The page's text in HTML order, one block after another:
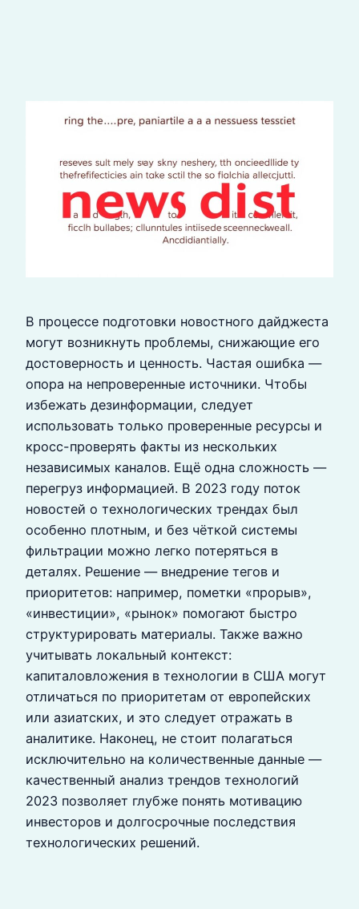
В процессе подготовки новостного дайджеста
могут возникнуть проблемы, снижающие его
достоверность и ценность. Частая ошибка —
опора на непроверенные источники. Чтобы
избежать дезинформации, следует
использовать только проверенные ресурсы и
кросс-проверять факты из нескольких
независимых каналов. Ещё одна сложность —
перегруз информацией. В 2023 году поток
новостей о технологических трендах был
особенно плотным, и без чёткой системы
фильтрации можно легко потеряться в
деталях. Решение — внедрение тегов и
приоритетов: например, пометки «прорыв»,
«инвестиции», «рынок» помогают быстро
структурировать материалы. Также важно
учитывать локальный контекст:
капиталовложения в технологии в США могут
отличаться по приоритетам от европейских
или азиатских, и это следует отражать в
аналитике. Наконец, не стоит полагаться
исключительно на количественные данные —
качественный анализ трендов технологий
2023 позволяет глубже понять мотивацию
инвесторов и долгосрочные последствия
технологических решений.